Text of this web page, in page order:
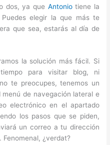
dos, ya que Antoniotiene la
elegir la que más te
que sea, estarás al día de
la solución más fácil. Si
para visitar blog, ni
te preocupes, tenemos un
de navegación lateral e
electrónico en el apartado
los pasos que se piden,
un correo a tu dirección
¿verdat?